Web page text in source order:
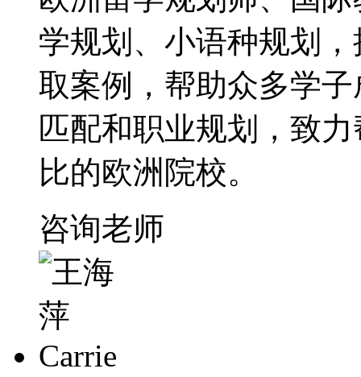
学规划、小语种规划
取案例，帮助众多学
匹配和职业规划，致
比的欧洲院校。
咨询老师